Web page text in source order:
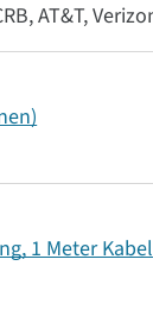
AT&T,
1 Meter Kabel